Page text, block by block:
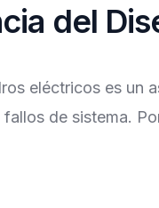
del
eléctricos es un
de sistema.